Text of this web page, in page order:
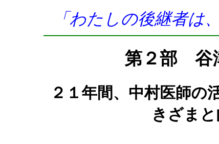
「わたしの後継者は
第２部 谷
２１年間、中村医師の
きざま